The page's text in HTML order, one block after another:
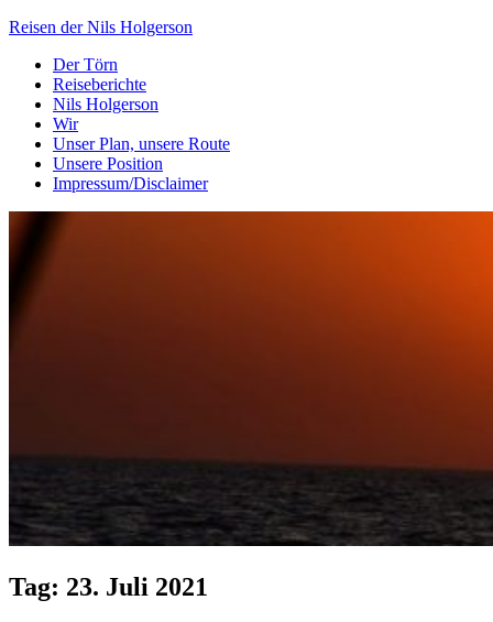
Skip
content
Reisen der Nils Holgerson
Langfahrt seit 27. Juni 2021
Der Törn
Reiseberichte
Nils Holgerson
Wir
Unser Plan, unsere Route
Unsere Position
Impressum/Disclaimer
Tag: 23. Juli 2021